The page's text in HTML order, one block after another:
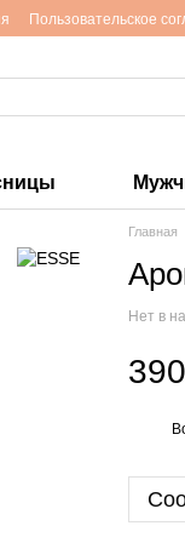
Пользовательское
Главная
Нет в